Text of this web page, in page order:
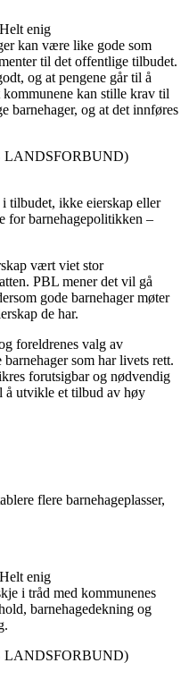
Helt enig
kan være like gode som
til det offentlige tilbudet.
og at pengene går til å
kan stille krav til
barnehager, og at det innføres
LANDSFORBUND)
tilbudet, ikke eierskap eller
for barnehagepolitikken –
vært viet stor
PBL mener det vil gå
gode barnehager møter
de har.
foreldrenes valg av
som har livets rett.
forutsigbar og nødvendig
å utvikle et tilbud av høy
flere barnehageplasser,
Helt enig
i tråd med kommunenes
barnehagedekning og
LANDSFORBUND)